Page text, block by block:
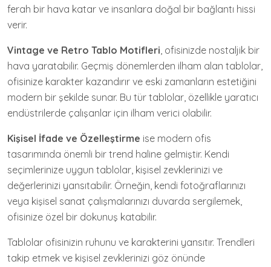
ferah bir hava katar ve insanlara doğal bir bağlantı hissi
verir.
Vintage ve Retro Tablo Motifleri, ofisinizde nostaljik bir
hava yaratabilir. Geçmiş dönemlerden ilham alan tablolar,
ofisinize karakter kazandırır ve eski zamanların estetiğini
modern bir şekilde sunar. Bu tür tablolar, özellikle yaratıcı
endüstrilerde çalışanlar için ilham verici olabilir.
Kişisel İfade ve Özelleştirme ise modern ofis
tasarımında önemli bir trend haline gelmiştir. Kendi
seçimlerinize uygun tablolar, kişisel zevklerinizi ve
değerlerinizi yansıtabilir. Örneğin, kendi fotoğraflarınızı
veya kişisel sanat çalışmalarınızı duvarda sergilemek,
ofisinize özel bir dokunuş katabilir.
Tablolar ofisinizin ruhunu ve karakterini yansıtır. Trendleri
takip etmek ve kişisel zevklerinizi göz önünde